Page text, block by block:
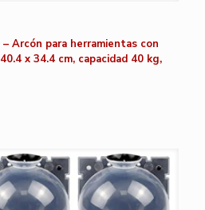
Arcón para herramientas con
x 34.4 cm, capacidad 40 kg,